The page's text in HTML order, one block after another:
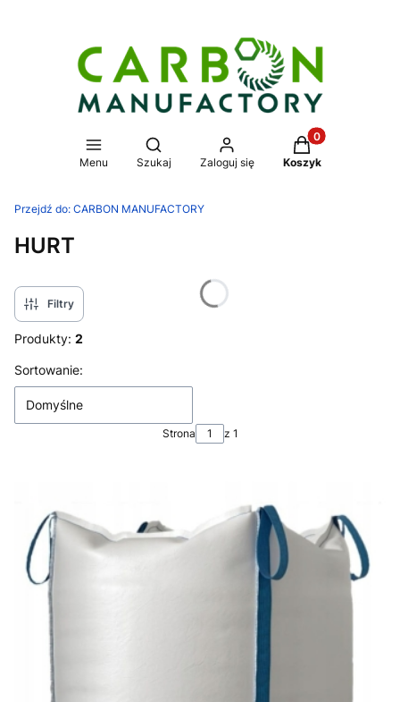
Menu
Otwórz wyszukiwarkę
Szukaj Zaloguj się
Produkty w
Koszyk
Przejdź do: CARBON MANUFACTORY
HURT
Filtry
Produkty: 2
Lista produktów
Sortowanie:
Domyślne
Strona z 1